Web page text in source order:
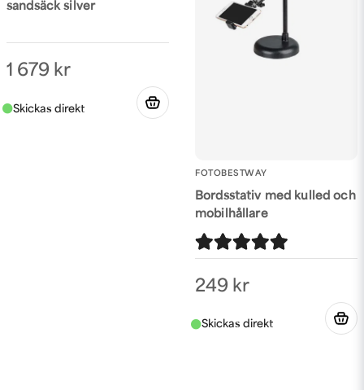
sandsäck silver
1 679 kr
FOTOBESTWAY
Bordsstativ med kulled och
mobilhållare
249 kr